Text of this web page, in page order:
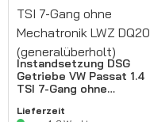
Instandsetzung DSG
Getriebe VW Passat 1.4
TSI 7-Gang ohne
(generalüberholt)
Lieferzeit